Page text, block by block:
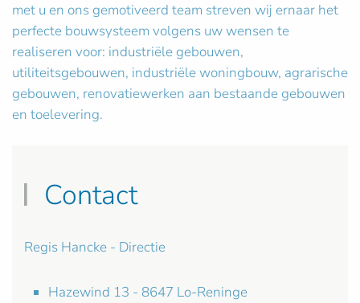
met u en ons gemotiveerd team streven wij ernaar het
perfecte bouwsysteem volgens uw wensen te
realiseren voor: industriële gebouwen,
utiliteitsgebouwen, industriële woningbouw, agrarische
gebouwen, renovatiewerken aan bestaande gebouwen
en toelevering.
Contact
Regis Hancke - Directie
Hazewind 13 - 8647 Lo-Reninge